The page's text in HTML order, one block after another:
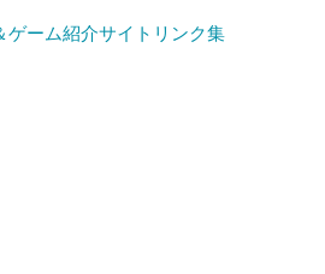
ゲーム紹介サイトリンク集